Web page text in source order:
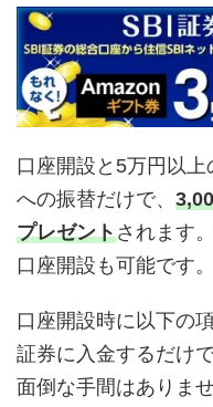
口座開設と5万円以
への振替だけで、
プレゼントされます
口座開設も可能です。
口座開設時に以下の
証券に入金するだけ
面倒な手間はありませ